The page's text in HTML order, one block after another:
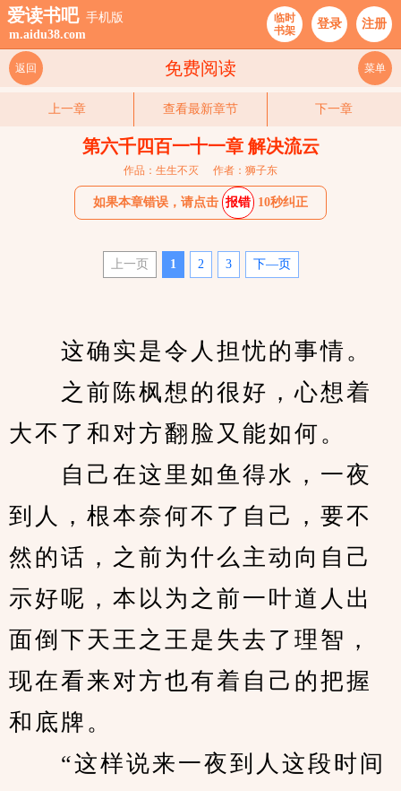
爱读书吧 手机版
m.aidu38.com
临时
书架
登录 注册
免费阅读
返回 菜单
上一章 查看最新章节 下一章
第六千四百一十一章 解决流云
作品：生生不灭 作者：狮子东
如果本章错误，请点击 报错 10秒纠正
上一页 1 2 3 下—页
这确实是令人担忧的事情。
之前陈枫想的很好，心想着
大不了和对方翻脸又能如何。
自己在这里如鱼得水，一夜
到人，根本奈何不了自己，要不
然的话，之前为什么主动向自己
示好呢，本以为之前一叶道人出
面倒下天王之王是失去了理智，
现在看来对方也有着自己的把握
和底牌。
“这样说来一夜到人这段时间